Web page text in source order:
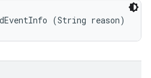
(String reason)